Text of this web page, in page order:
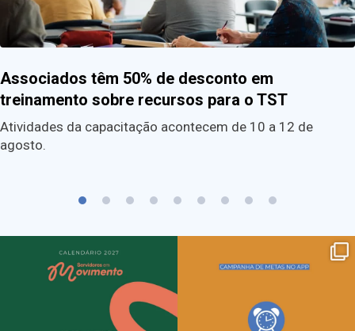
Associados têm 50% de desconto em
treinamento sobre recursos para o TST
Atividades da capacitação acontecem de 10 a 12 de
agosto.